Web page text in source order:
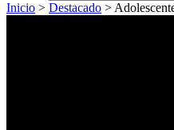
Inicio > Destacado >